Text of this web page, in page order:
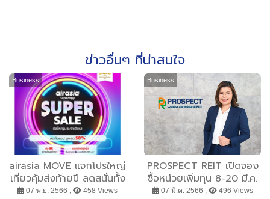
ข่าวอื่นๆ ที่น่าสนใจ
Business
airasia MOVE แจกโปรใหญ่
เที่ยวคุ้มส่งท้ายปี ลดสนั่นทั้ง
แอป สูงสุด 50%* ระหว่าง
07 พ.ย. 2566 , 458 Views
Business
PROSPECT REIT เปิดจอง
ซื้อหน่วยเพิ่มทุน 8-20 มี.ค.
นี้ ราคาสูงสุดไม่เกิน 9.70
07 มี.ค. 2566 , 496 Views